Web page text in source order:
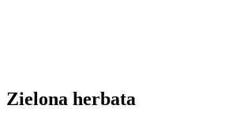
Zielona herbata